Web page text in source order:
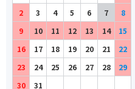
2
3 4 5 6 7
8
9
10 11 12 13 14
15
16
17 18 19 20 21
22
23
24 25 26 27 28
29
30
31